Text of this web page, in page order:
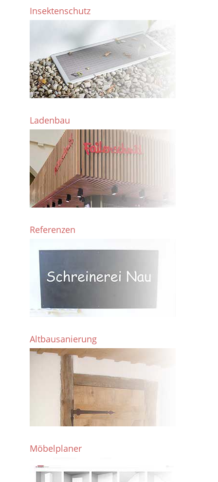
Insektenschutz
Ladenbau
Referenzen
Altbausanierung
Möbelplaner